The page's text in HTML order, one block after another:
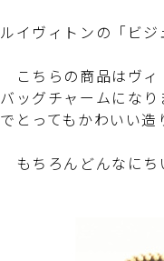
ルイヴィトンの「ビ
こちらの商品はヴィ
バッグチャームにな
でとってもかわいい造
もちろんどんなにち